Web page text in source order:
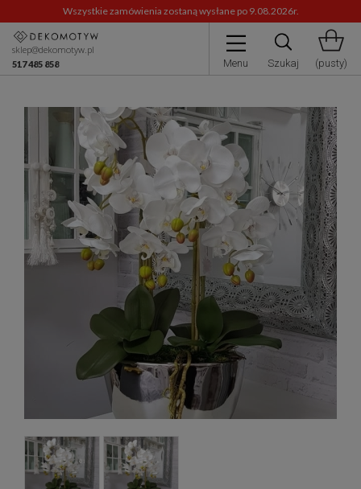
Wszystkie zamówienia zostaną wysłane po 9.08.2026r.
Menu Szukaj (pusty)
sklep@dekomotyw.pl
517 485 858